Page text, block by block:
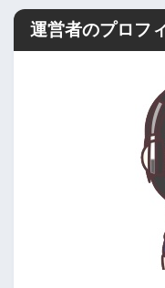
運営者のプロフ